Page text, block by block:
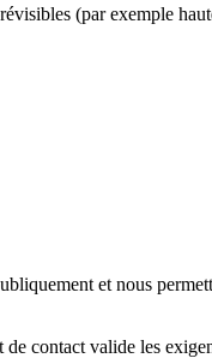
(par exemple
et nous
contact valide les